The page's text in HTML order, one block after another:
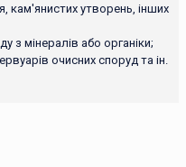
кам'янистих утворень, інших
з мінералів або органіки;
очисних споруд та ін.